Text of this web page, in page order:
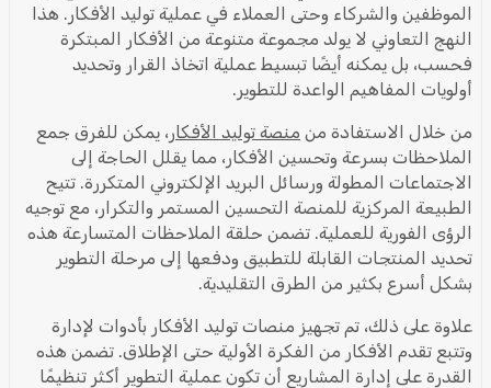
الموظفين والشركاء وحتى العملاء في عملية توليد الأفكار. هذا
النهج التعاوني لا يولد مجموعة متنوعة من الأفكار المبتكرة
فحسب، بل يمكنه أيضًا تبسيط عملية اتخاذ القرار وتحديد
أولويات المفاهيم الواعدة للتطوير.
من خلال الاستفادة من منصة توليد الأفكار ، يمكن للفرق جمع
الملاحظات بسرعة وتحسين الأفكار، مما يقلل الحاجة إلى
الاجتماعات المطولة ورسائل البريد الإلكتروني المتكررة. تتيح
الطبيعة المركزية للمنصة التحسين المستمر والتكرار، مع توجيه
الرؤى الفورية للعملية. تضمن حلقة الملاحظات المتسارعة هذه
تحديد المنتجات القابلة للتطبيق ودفعها إلى مرحلة التطوير
بشكل أسرع بكثير من الطرق التقليدية.
علاوة على ذلك، تم تجهيز منصات توليد الأفكار بأدوات لإدارة
وتتبع تقدم الأفكار من الفكرة الأولية حتى الإطلاق. تضمن هذه
القدرة على إدارة المشاريع أن تكون عملية التطوير أكثر تنظيمًا